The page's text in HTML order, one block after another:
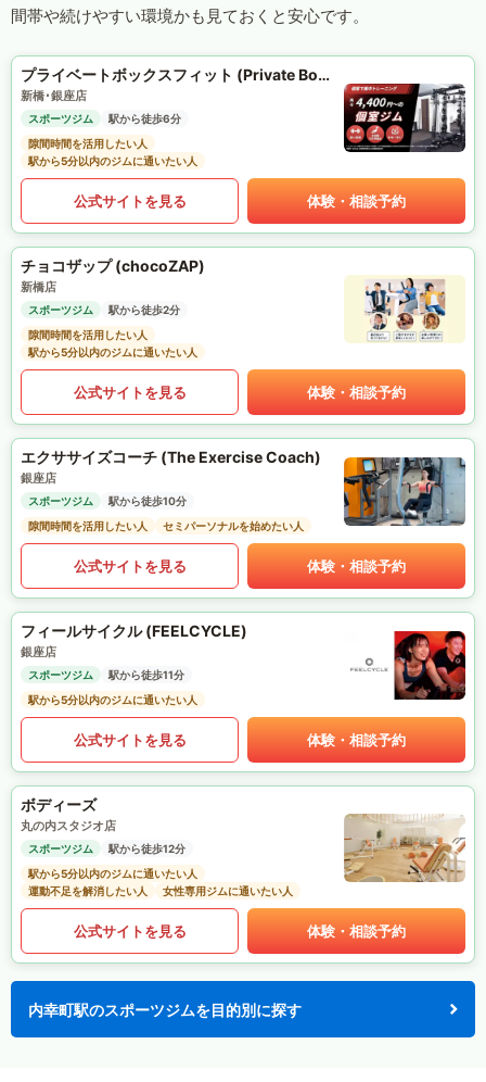
間帯や続けやすい環境かも見ておくと安心です。
プライベートボックスフィット (Private Box Fit)
新橋･銀座店
スポーツジム
駅から徒歩6分
隙間時間を活用したい人
駅から5分以内のジムに通いたい人
公式サイトを見る 体験・相談予約
チョコザップ (chocoZAP)
新橋店
スポーツジム
駅から徒歩2分
隙間時間を活用したい人
駅から5分以内のジムに通いたい人
公式サイトを見る 体験・相談予約
エクササイズコーチ (The Exercise Coach)
銀座店
スポーツジム
駅から徒歩10分
隙間時間を活用したい人
セミパーソナルを始めたい人
公式サイトを見る 体験・相談予約
フィールサイクル (FEELCYCLE)
銀座店
スポーツジム
駅から徒歩11分
駅から5分以内のジムに通いたい人
公式サイトを見る 体験・相談予約
ボディーズ
丸の内スタジオ店
スポーツジム
駅から徒歩12分
駅から5分以内のジムに通いたい人
運動不足を解消したい人
女性専用ジムに通いたい人
公式サイトを見る 体験・相談予約
内幸町駅のスポーツジムを目的別に探す